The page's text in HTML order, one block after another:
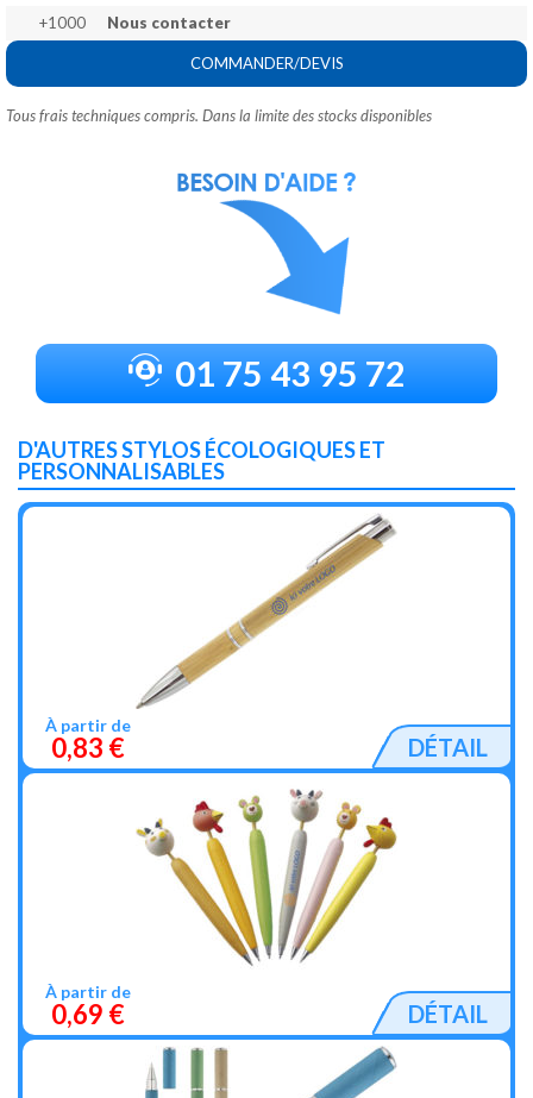
+1000
Nous contacter
COMMANDER/DEVIS
Tous frais techniques compris. Dans la limite des stocks disponibles
01 75 43 95 72
D'AUTRES STYLOS ÉCOLOGIQUES ET
PERSONNALISABLES
À partir de
0,83 € DÉTAIL
À partir de
0,69 € DÉTAIL